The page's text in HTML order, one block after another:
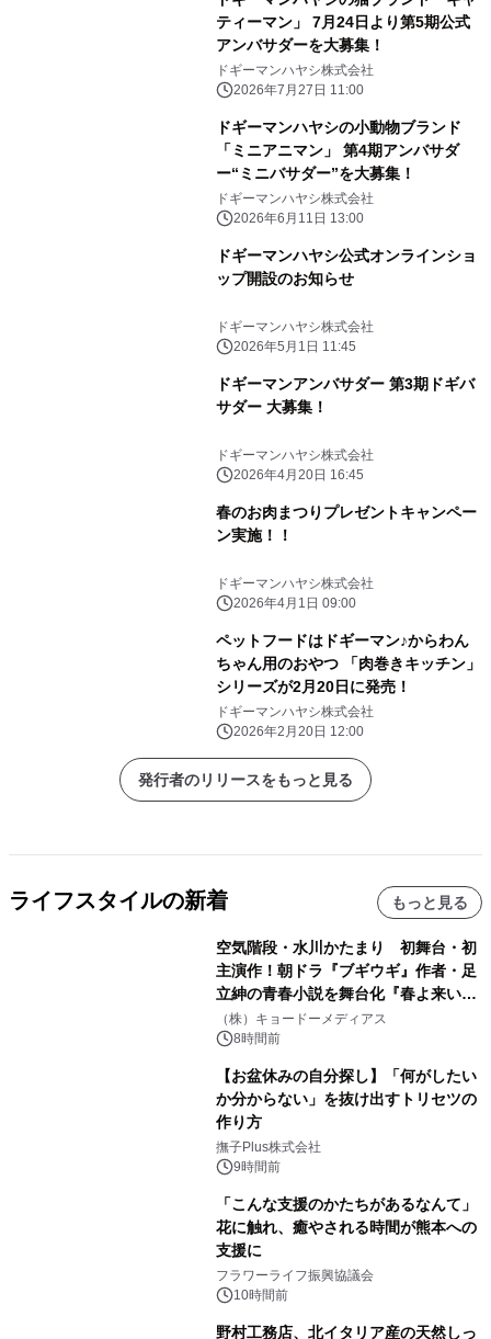
ティーマン」 7月24日より第5期公式
アンバサダーを大募集！
ドギーマンハヤシ株式会社
2026年7月27日 11:00
ドギーマンハヤシの小動物ブランド
「ミニアニマン」 第4期アンバサダ
ー“ミニバサダー”を大募集！
ドギーマンハヤシ株式会社
2026年6月11日 13:00
ドギーマンハヤシ公式オンラインショ
ップ開設のお知らせ
ドギーマンハヤシ株式会社
2026年5月1日 11:45
ドギーマンアンバサダー 第3期ドギバ
サダー 大募集！
ドギーマンハヤシ株式会社
2026年4月20日 16:45
春のお肉まつりプレゼントキャンペー
ン実施！！
ドギーマンハヤシ株式会社
2026年4月1日 09:00
ペットフードはドギーマン♪からわん
ちゃん用のおやつ 「肉巻きキッチン」
シリーズが2月20日に発売！
ドギーマンハヤシ株式会社
2026年2月20日 12:00
発行者のリリースをもっと見る
ライフスタイルの新着 もっと見る
空気階段・水川かたまり 初舞台・初
主演作！朝ドラ『ブギウギ』作者・足
立紳の青春小説を舞台化『春よ来い、
マジで来い』キービジュアル解禁！
（株）キョードーメディアス
8時間前
【お盆休みの自分探し】「何がしたい
か分からない」を抜け出すトリセツの
作り方
撫子Plus株式会社
9時間前
「こんな支援のかたちがあるなんて」
花に触れ、癒やされる時間が熊本への
支援に
フラワーライフ振興協議会
10時間前
野村工務店、北イタリア産の天然しっ